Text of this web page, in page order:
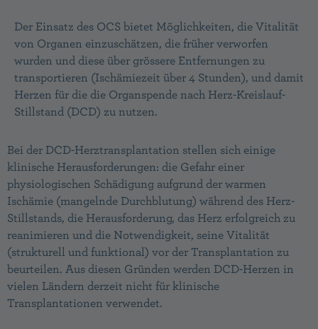
Der Einsatz des OCS bietet Möglichkeiten, die Vitalität
von Organen einzuschätzen, die früher verworfen
wurden und diese über grössere Entfernungen zu
transportieren (Ischämiezeit über 4 Stunden), und damit
Herzen für die die Organspende nach Herz-Kreislauf-
Stillstand (DCD) zu nutzen.
Bei der DCD-Herztransplantation stellen sich einige
klinische Herausforderungen: die Gefahr einer
physiologischen Schädigung aufgrund der warmen
Ischämie (mangelnde Durchblutung) während des Herz-
Stillstands, die Herausforderung, das Herz erfolgreich zu
reanimieren und die Notwendigkeit, seine Vitalität
(strukturell und funktional) vor der Transplantation zu
beurteilen. Aus diesen Gründen werden DCD-Herzen in
vielen Ländern derzeit nicht für klinische
Transplantationen verwendet.